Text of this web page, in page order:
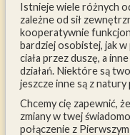
Istnieje wiele różnych
zależne od sił
kooperatywnie
bardziej osobistej, jak
ciała przez duszę, a
działań. Niektóre są
jeszcze inne są z
Chcemy cię zapewnić,
zmiany w twej
połączenie z